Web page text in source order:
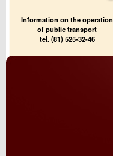
Information on the operation
of public transport
tel. (81) 525-32-46